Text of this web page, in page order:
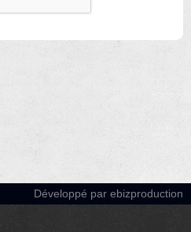
Développé par ebizproduction